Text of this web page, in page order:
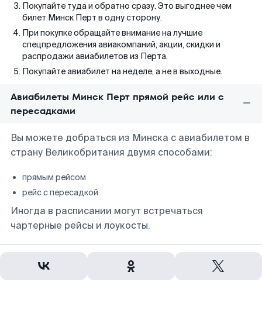
Покупайте туда и обратно сразу. Это выгоднее чем
билет Минск Перт в одну сторону.
При покупке обращайте внимание на лучшие
спецпредложения авиакомпаний, акции, скидки и
распродажи авиабилетов из Перта.
Покупайте авиабилет на неделе, а не в выходные.
Авиабилеты Минск Перт прямой рейс или с
пересадками
Вы можете добраться из Минска с авиабилетом в
страну Великобритания двумя способами:
прямым рейсом
рейс с пересадкой
Иногда в расписании могут встречаться
чартерные рейсы и лоукосты.